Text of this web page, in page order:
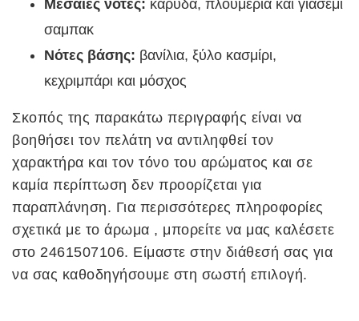
Μεσαίες νότες: καρύδα, πλουμέρια και γιασεμί
σαμπακ
Νότες βάσης: βανίλια, ξύλο κασμίρι,
κεχριμπάρι και μόσχος
Σκοπός της παρακάτω περιγραφής είναι να
βοηθήσει τον πελάτη να αντιληφθεί τον
χαρακτήρα και τον τόνο του αρώματος και σε
καμία περίπτωση δεν προορίζεται για
παραπλάνηση. Για περισσότερες πληροφορίες
σχετικά με το άρωμα , μπορείτε να μας καλέσετε
στο 2461507106. Είμαστε στην διάθεσή σας για
να σας καθοδηγήσουμε στη σωστή επιλογή.